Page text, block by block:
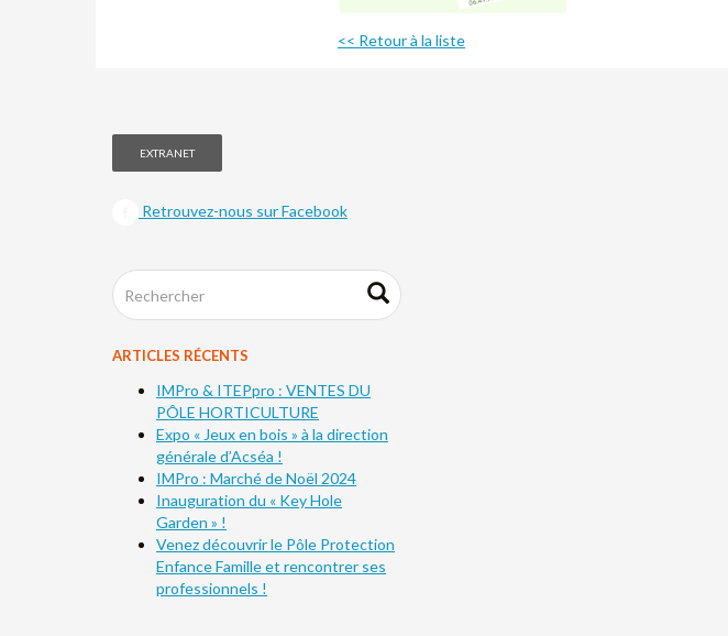
<< Retour à la liste
EXTRANET
Retrouvez-nous sur Facebook
ARTICLES RÉCENTS
IMPro & ITEPpro : VENTES DU
PÔLE HORTICULTURE
Expo « Jeux en bois » à la direction
générale d’Acséa !
IMPro : Marché de Noël 2024
Inauguration du « Key Hole
Garden » !
Venez découvrir le Pôle Protection
Enfance Famille et rencontrer ses
professionnels !